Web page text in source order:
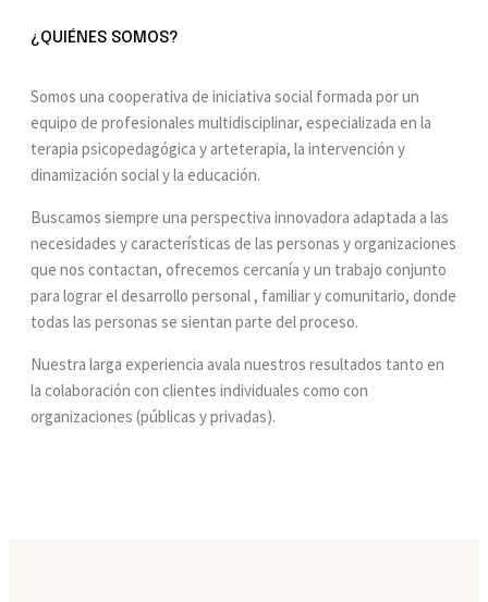
¿QUIÉNES SOMOS?
Somos una cooperativa de iniciativa social formada por un
equipo de profesionales multidisciplinar, especializada en la
terapia psicopedagógica y arteterapia, la intervención y
dinamización social y la educación.
Buscamos siempre una perspectiva innovadora adaptada a las
necesidades y características de las personas y organizaciones
que nos contactan, ofrecemos cercanía y un trabajo conjunto
para lograr el desarrollo personal , familiar y comunitario, donde
todas las personas se sientan parte del proceso.
Nuestra larga experiencia avala nuestros resultados tanto en
la colaboración con clientes individuales como con
organizaciones (públicas y privadas).